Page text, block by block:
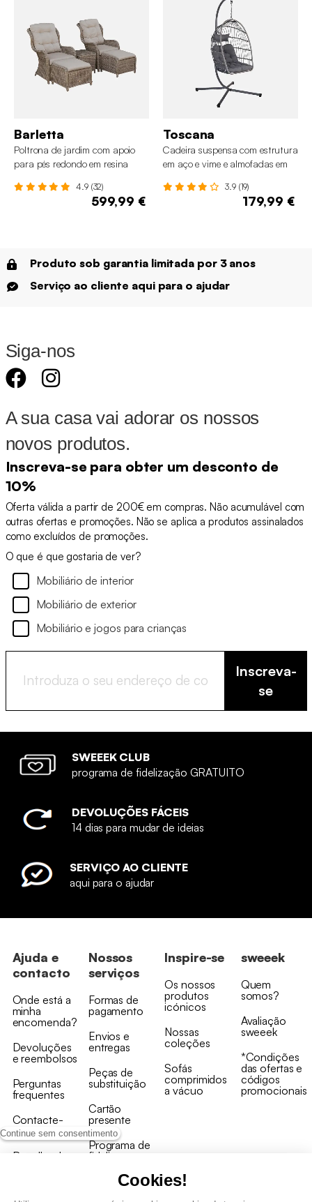
Continue sem consentimento
Cookies!
Barletta
Poltrona de jardim com apoio
para pés redondo em resina
4.9 (32)
599,99 €
Toscana
Cadeira suspensa com estrutura
em aço e vime e almofadas em
3.9 (19)
179,99 €
Produto sob garantia limitada por 3 anos
Serviço ao cliente aqui para o ajudar
Siga-nos
A sua casa vai adorar os nossos
novos produtos.
Inscreva-se para obter um desconto de
10%
Oferta válida a partir de 200€ em compras. Não acumulável com
outras ofertas e promoções. Não se aplica a produtos assinalados
como excluídos de promoções.
O que é que gostaria de ver?
Mobiliário de interior
Mobiliário de exterior
Mobiliário e jogos para crianças
Inscreva-
se
SWEEEK CLUB
programa de fidelização GRATUITO
DEVOLUÇÕES FÁCEIS
14 dias para mudar de ideias
SERVIÇO AO CLIENTE
aqui para o ajudar
Ajuda e
contacto
Onde está a
minha
encomenda?
Devoluções
e reembolsos
Perguntas
frequentes
Contacte-
nos
Recolha de
Nossos
serviços
Formas de
pagamento
Envios e
entregas
Peças de
substituição
Cartão
presente
Programa de
fidelizaçao
Inspire-se
Os nossos
produtos
icónicos
Nossas
coleções
Sofás
comprimidos
a vácuo
sweeek
Quem
somos?
Avaliação
sweeek
*Condições
das ofertas e
códigos
promocionais